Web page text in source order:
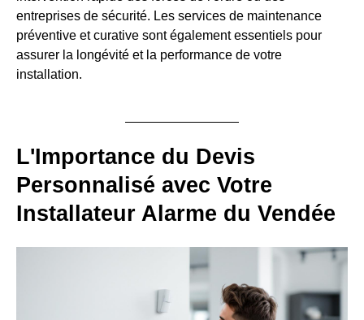
entreprises de sécurité. Les services de maintenance
préventive et curative sont également essentiels pour
assurer la longévité et la performance de votre
installation.
L'Importance du Devis
Personnalisé avec Votre
Installateur Alarme du Vendée